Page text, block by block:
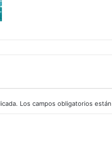
Los campos obligatorios